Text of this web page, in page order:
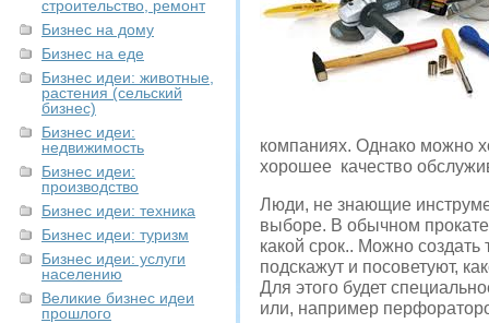
строительство, ремонт
Бизнес на дому
Бизнес на еде
Бизнес идеи: животные,
растения (сельский
бизнес)
Бизнес идеи:
недвижимость
Бизнес идеи:
производство
Бизнес идеи: техника
Бизнес идеи: туризм
Бизнес идеи: услуги
населению
Великие бизнес идеи
прошлого
компаниях. Однако можно
хорошее качество
Люди, не знающие
выборе. В обычном прокате
какой срок.. Можно создать
подскажут и посоветуют,
Для этого будет
или, например